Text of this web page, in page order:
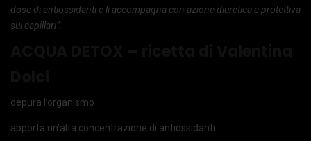
dose di antiossidanti e li accompagna con azione diuretica e protettiva
sui capillari”.
depura l’organismo
apporta un’alta concentrazione di antiossidanti